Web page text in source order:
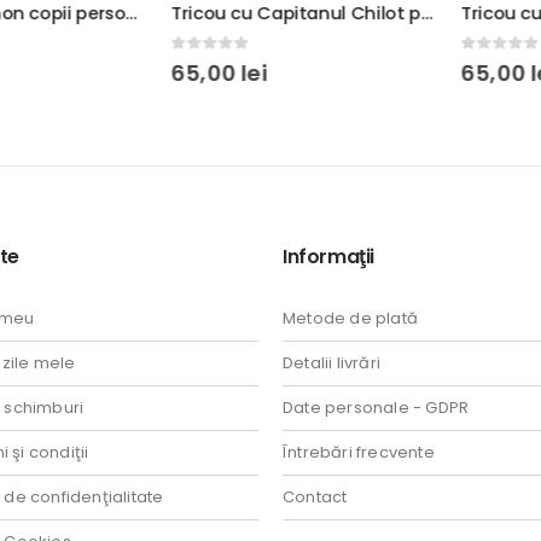
Tricou Pokemon copii personalizat, , rezistent la spălări, regular fit, bumbac 100%, culoare alb/negru, model 2 Tricou cu Capitanul Chilot personalizat cu nume, rezistent la spălări, bumbac 100%, regular fit, culoare alb/negru
65,00lei 65,00lei
mele
schimburi
şi condiţii
de confidenţialitate
Informaţii
Metode de plată
Detalii livrări
Date personale - GDPR
Întrebări frecvente
Contact